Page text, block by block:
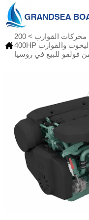

محركات القوارب >
200HP-
400HP السويد صنعت واستوردت محركات اليخوت والقوارب
فولفو للبيع في روسيا